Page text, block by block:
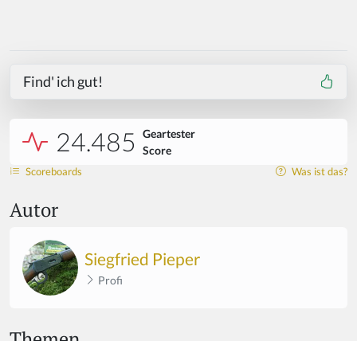
Find' ich gut!
24.485
Geartester
Score
Scoreboards Was ist das?
Autor
Siegfried Pieper
Profi